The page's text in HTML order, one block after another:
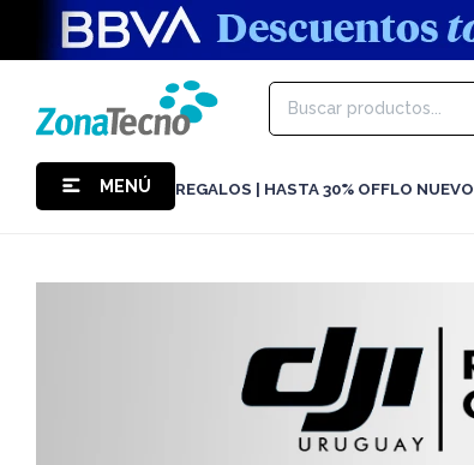
MENÚ REGALOS | HASTA 30% OFFLO NUEVO